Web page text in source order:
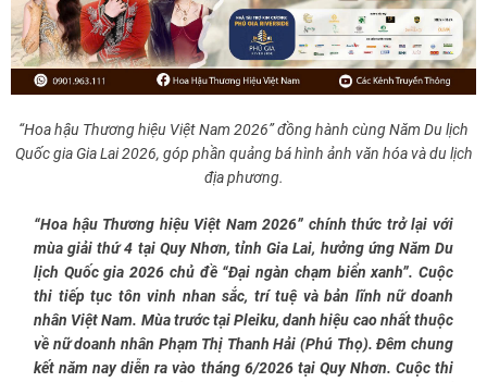
“Hoa hậu Thương hiệu Việt Nam 2026” đồng hành cùng Năm Du lịch
Quốc gia Gia Lai 2026, góp phần quảng bá hình ảnh văn hóa và du lịch
địa phương.
“Hoa hậu Thương hiệu Việt Nam 2026” chính thức trở lại với
mùa giải thứ 4 tại Quy Nhơn, tỉnh Gia Lai, hưởng ứng Năm Du
lịch Quốc gia 2026 chủ đề “Đại ngàn chạm biển xanh”. Cuộc
thi tiếp tục tôn vinh nhan sắc, trí tuệ và bản lĩnh nữ doanh
nhân Việt Nam. Mùa trước tại Pleiku, danh hiệu cao nhất thuộc
về nữ doanh nhân Phạm Thị Thanh Hải (Phú Thọ). Đêm chung
kết năm nay diễn ra vào tháng 6/2026 tại Quy Nhơn. Cuộc thi